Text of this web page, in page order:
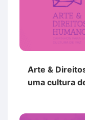
Arte &
uma cultura